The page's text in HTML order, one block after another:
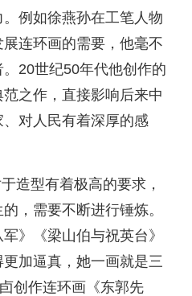
例如徐燕孙在工笔人物
连环画的需要，他毫不
20世纪50年代他创作的
之作，直接影响后来中
对人民有着深厚的感
造型有着极高的要求，
，需要不断进行锤炼。
》《梁山伯与祝英台》
加逼真，她一画就是三
创作连环画《东郭先